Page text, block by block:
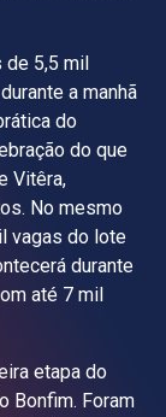
5,5 mil
a manhã
do
do que
Vitêra,
No mesmo
vagas do lote
durante
até 7 mil
etapa do
Bonfim. Foram